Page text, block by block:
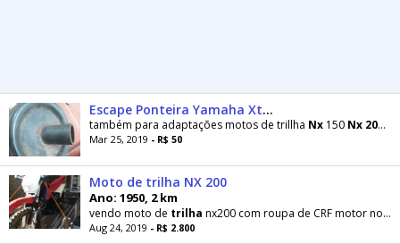
Escape Ponteira Yamaha Xtz Motos Trilha
também para adaptações motos de trillha Nx 150 Nx 200 Xl
Mar 25, 2019 - R$ 50
Moto de trilha NX 200
Ano: 1950, 2 km
vendo moto de trilha nx200 com roupa de CRF motor novo freio a disco e partida elétrica documento
Aug 24, 2019 - R$ 2.800